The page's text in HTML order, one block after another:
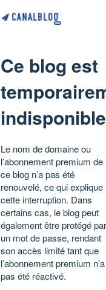
Ce blog est
indisponible
Le nom de domaine ou
l’abonnement premium de
ce blog n’a pas été
renouvelé, ce qui explique
cette interruption. Dans
certains cas, le blog peut
également être protégé par
un mot de passe, rendant
son accès limité tant que
l’abonnement premium n’a
pas été réactivé.